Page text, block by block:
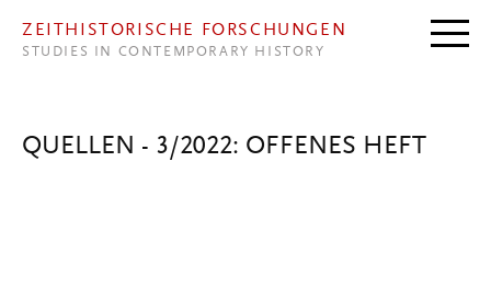
ZEITHISTORISCHE FORSCHUNGEN
STUDIES IN CONTEMPORARY HISTORY
QUELLEN - 3/2022: OFFENES HEFT